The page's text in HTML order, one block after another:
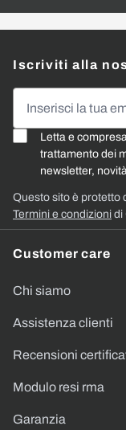
Customer care
Chi siamo
Assistenza clienti
Recensioni
Modulo resi rma
Garanzia
Iscriviti alla
Letta e
trattamento dei
newsletter,
Questo sito è protetto
Termini e condizioni di